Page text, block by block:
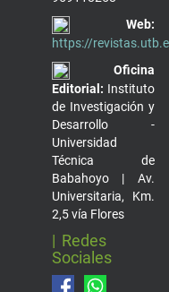
Web:
https://
Oficina
Editorial: Instituto
de Investigación y
Desarrollo -
Universidad
Técnica de
Babahoyo | Av.
Universitaria, Km.
2,5 vía Flores
| Redes
Sociales